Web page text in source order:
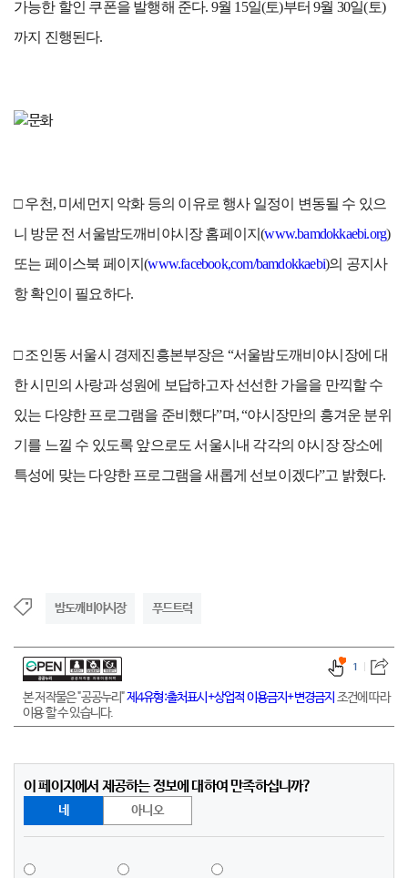
가능한 할인 쿠폰을 발행해 준다. 9월 15일(토)부터 9월 30일(토)
까지 진행된다.
□ 우천, 미세먼지 악화 등의 이유로 행사 일정이 변동될 수 있으
니 방문 전 서울밤도깨비야시장 홈페이지(www.bamdokkaebi.org)
또는 페이스북 페이지(www.facebook,com/bamdokkaebi)의 공지사
항 확인이 필요하다.
□ 조인동 서울시 경제진흥본부장은 “서울밤도깨비야시장에 대
한 시민의 사랑과 성원에 보답하고자 선선한 가을을 만끽할 수
있는 다양한 프로그램을 준비했다”며, “야시장만의 흥겨운 분위
기를 느낄 수 있도록 앞으로도 서울시내 각각의 야시장 장소에
특성에 맞는 다양한 프로그램을 새롭게 선보이겠다”고 밝혔다.
밤도깨비야시장 푸드트럭
본 저작물은 "공공누리"제4유형:출처표시+상업적 이용금지+변경금지 조건에 따라
이용 할 수 있습니다.
1
이 페이지에서 제공하는 정보에 대하여 만족하십니까?
네 아니오